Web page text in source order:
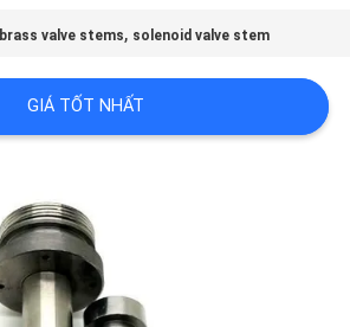
brass valve stems, solenoid valve stem
GIÁ TỐT NHẤT